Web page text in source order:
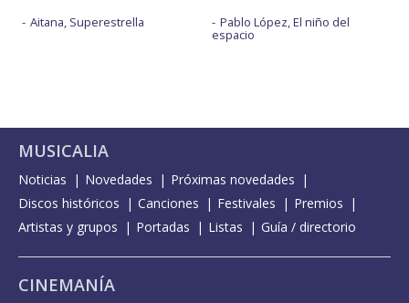
Aitana, Superestrella Pablo López, El niño del
espacio
MUSICALIA
Noticias Novedades
Próximas novedades
Discos históricos
Canciones Festivales
Premios
Artistas y grupos
Portadas Listas Guía / directorio
CINEMANÍA